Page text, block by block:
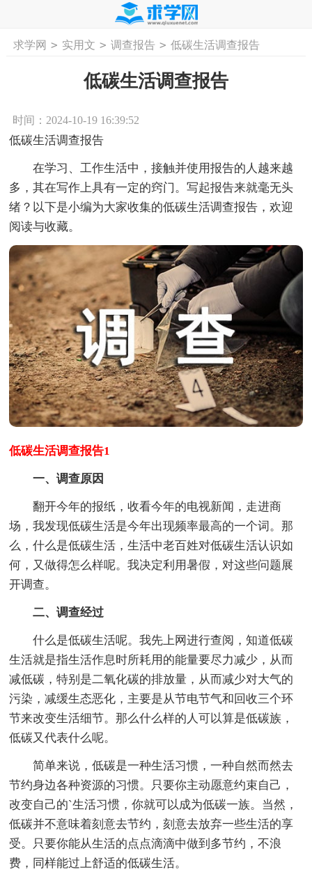
首页 工作计划 活动计划 学习计划
求学网 > 实用文 > 调查报告 > 低碳生活调查报告
低碳生活调查报告
时间：2024-10-19 16:39:52
低碳生活调查报告
在学习、工作生活中，接触并使用报告的人越来越
多，其在写作上具有一定的窍门。写起报告来就毫无头
绪？以下是小编为大家收集的低碳生活调查报告，欢迎
阅读与收藏。
低碳生活调查报告1
一、调查原因
翻开今年的报纸，收看今年的电视新闻，走进商
场，我发现低碳生活是今年出现频率最高的一个词。那
么，什么是低碳生活，生活中老百姓对低碳生活认识如
何，又做得怎么样呢。我决定利用暑假，对这些问题展
开调查。
二、调查经过
什么是低碳生活呢。我先上网进行查阅，知道低碳
生活就是指生活作息时所耗用的能量要尽力减少，从而
减低碳，特别是二氧化碳的排放量，从而减少对大气的
污染，减缓生态恶化，主要是从节电节气和回收三个环
节来改变生活细节。那么什么样的人可以算是低碳族，
低碳又代表什么呢。
简单来说，低碳是一种生活习惯，一种自然而然去
节约身边各种资源的习惯。只要你主动愿意约束自己，
改变自己的`生活习惯，你就可以成为低碳一族。当然，
低碳并不意味着刻意去节约，刻意去放弃一些生活的享
受。只要你能从生活的点点滴滴中做到多节约，不浪
费，同样能过上舒适的低碳生活。